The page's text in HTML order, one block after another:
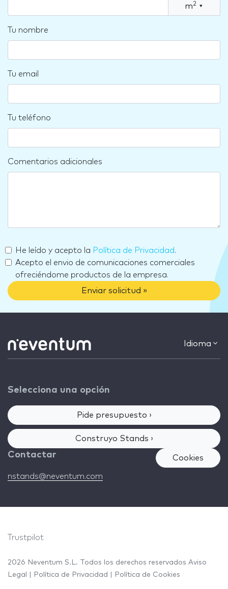
m2 ▾
Tu nombre
Tu email
Tu teléfono
Comentarios adicionales
He leído y acepto la Política de Privacidad.
Acepto el envio de comunicaciones comerciales
ofreciéndome productos de la empresa.
Enviar solicitud »
Idioma
Selecciona una opción
Pide presupuesto ›
Construyo Stands ›
Contactar
nstands@neventum.com
Cookies
Trustpilot
2026 Neventum S.L. Todos los derechos reservados Aviso
Legal
Política de Privacidad Política de Cookies